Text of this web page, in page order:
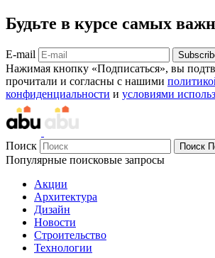
Будьте в курсе самых
E-mail
Нажимая кнопку «Подписаться», вы
прочитали и согласны с нашими
конфиденциальности и условиями
Поиск Поиск
Популярные поисковые запросы
Акции
Архитектура
Дизайн
Новости
Строительство
Технологии